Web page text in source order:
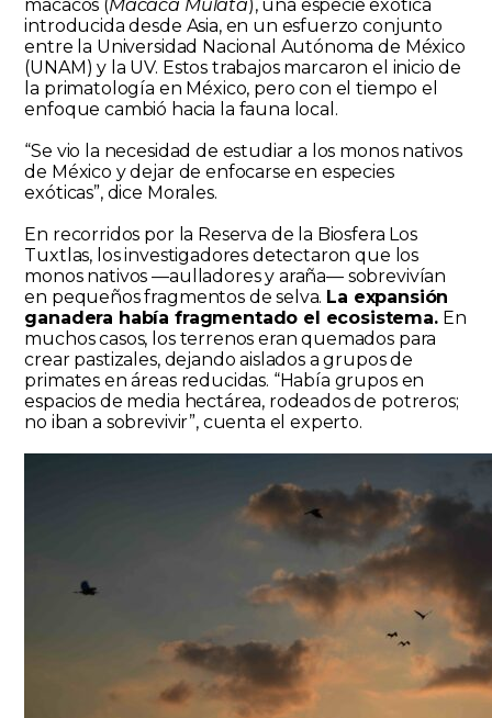
macacos (Macaca Mulata), una especie exótica
introducida desde Asia, en un esfuerzo conjunto
entre la Universidad Nacional Autónoma de México
(UNAM) y la UV. Estos trabajos marcaron el inicio de
la primatología en México, pero con el tiempo el
enfoque cambió hacia la fauna local.
“Se vio la necesidad de estudiar a los monos nativos
de México y dejar de enfocarse en especies
exóticas”, dice Morales.
En recorridos por la Reserva de la Biosfera Los
Tuxtlas, los investigadores detectaron que los
monos nativos —aulladores y araña— sobrevivían
en pequeños fragmentos de selva. La expansión
ganadera había fragmentado el ecosistema.En
muchos casos, los terrenos eran quemados para
crear pastizales, dejando aislados a grupos de
primates en áreas reducidas. “Había grupos en
espacios de media hectárea, rodeados de potreros;
no iban a sobrevivir”, cuenta el experto.